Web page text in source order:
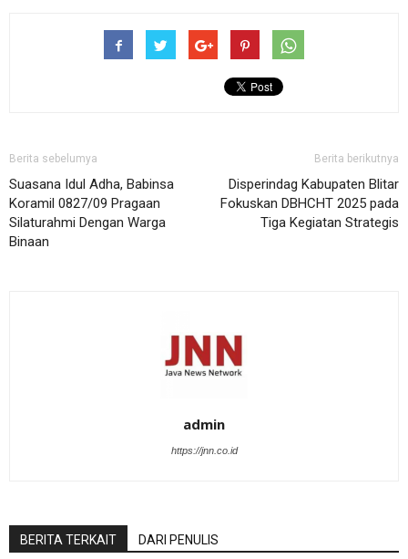
Berita sebelumya
Suasana Idul Adha, Babinsa
Koramil 0827/09 Pragaan
Silaturahmi Dengan Warga
Binaan
Berita berikutnya
Disperindag Kabupaten Blitar
Fokuskan DBHCHT 2025 pada
Tiga Kegiatan Strategis
admin
https://jnn.co.id
BERITA TERKAIT DARI PENULIS